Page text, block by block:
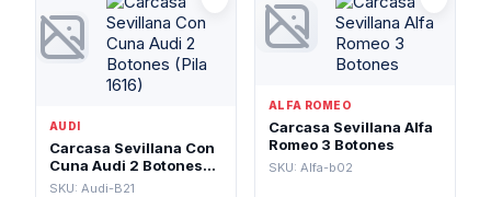
AUDI
Carcasa Sevillana Con
Cuna Audi 2 Botones
(Pila 1616)
SKU: Audi-B21
ALFA ROMEO
Carcasa Sevillana Alfa
Romeo 3 Botones
SKU: Alfa-b02